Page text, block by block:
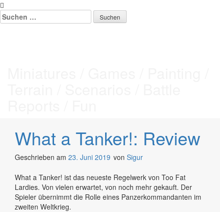
Zum
Inhalt
springen
Suchen
nach:
What a Tanker!: Review
Geschrieben am 23. Juni 2019 von Sigur
What a Tanker! ist das neueste Regelwerk von Too Fat
Lardies. Von vielen erwartet, von noch mehr gekauft. Der
Spieler übernimmt die Rolle eines Panzerkommandanten im
zweiten Weltkrieg.